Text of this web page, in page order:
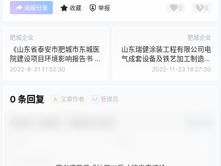
海报分享 收藏 举报 0 0
肥城企业
《山东省泰安市肥城市东城医
院建设项目环境影响报告书 》
报批前信息公开
2022-8-31 11:52:30
肥城企业
山东瑞健涂装工程有限公司电
气成套设备及铁艺加工制造项
目通过环境保护验收工作的公
2022-11-23 16:27:30
0 条回复 A 文章作者 M 管理员